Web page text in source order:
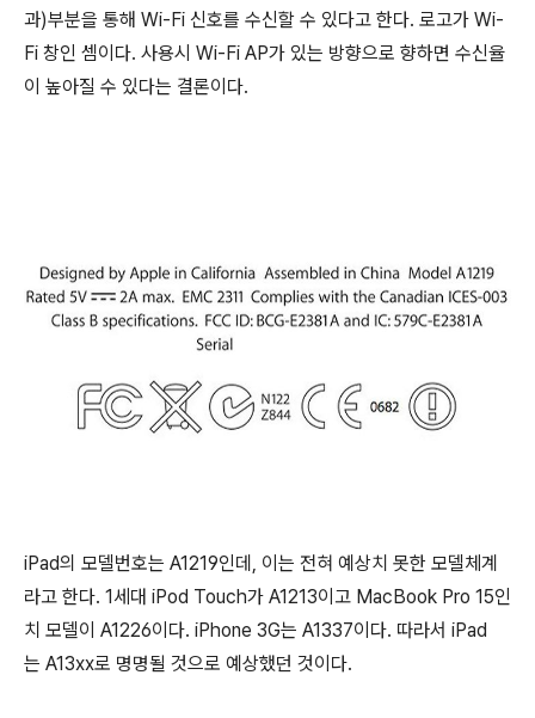
과)부분을 통해 Wi-Fi 신호를 수신할 수 있다고 한다. 로고가 Wi-
Fi 창인 셈이다. 사용시 Wi-Fi AP가 있는 방향으로 향하면 수신율
이 높아질 수 있다는 결론이다.
iPad의 모델번호는 A1219인데, 이는 전혀 예상치 못한 모델체계
라고 한다. 1세대 iPod Touch가 A1213이고 MacBook Pro 15인
치 모델이 A1226이다. iPhone 3G는 A1337이다. 따라서 iPad
는 A13xx로 명명될 것으로 예상했던 것이다.